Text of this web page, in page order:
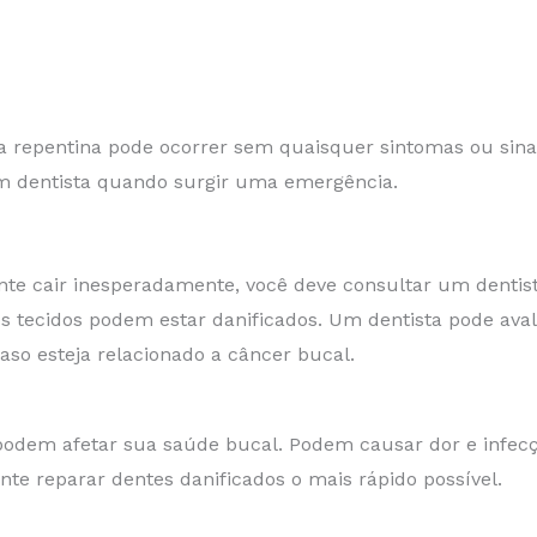
repentina pode ocorrer sem quaisquer sintomas ou
dentista quando surgir uma emergência.
cair inesperadamente, você deve consultar um
tecidos podem estar danificados. Um dentista pode
esteja relacionado a câncer bucal.
afetar sua saúde bucal. Podem causar dor e
reparar dentes danificados o mais rápido possível.